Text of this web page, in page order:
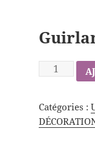
Catégories :